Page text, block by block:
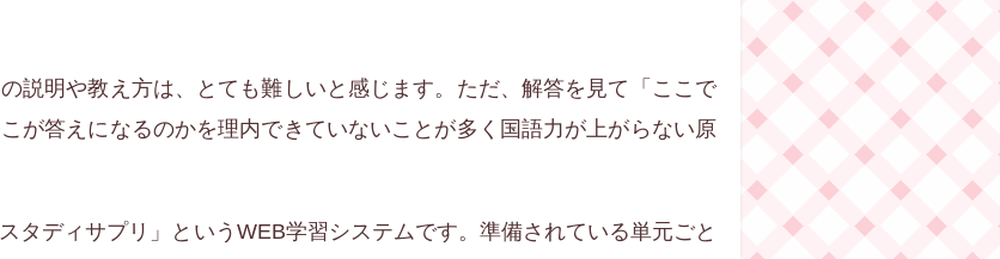
説明や教え方は、とても難しいと感じます。ただ、解答を見て「ここで
が答えになるのかを理内できていないことが多く国語力が上がらない原
タディサプリ」というWEB学習システムです。準備されている単元ごと